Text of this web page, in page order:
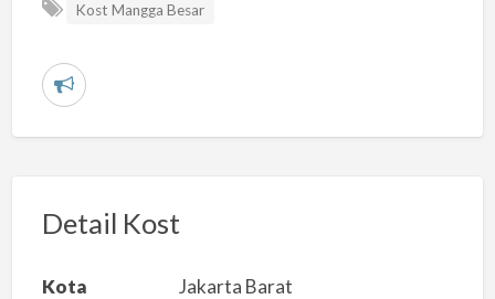
Kost Mangga Besar
L
r
a
Detail Kost
Kota Jakarta Barat